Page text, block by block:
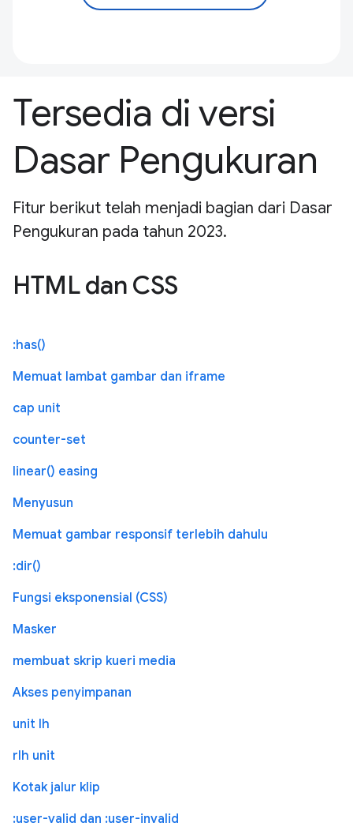
Tersedia di versi
Dasar Pengukuran
Fitur berikut telah menjadi bagian dari Dasar
Pengukuran pada tahun 2023.
HTML dan CSS
:has()
Memuat lambat gambar dan iframe
cap unit
counter-set
linear() easing
Menyusun
Memuat gambar responsif terlebih dahulu
:dir()
Fungsi eksponensial (CSS)
Masker
membuat skrip kueri media
Akses penyimpanan
unit lh
rlh unit
Kotak jalur klip
:user-valid dan :user-invalid